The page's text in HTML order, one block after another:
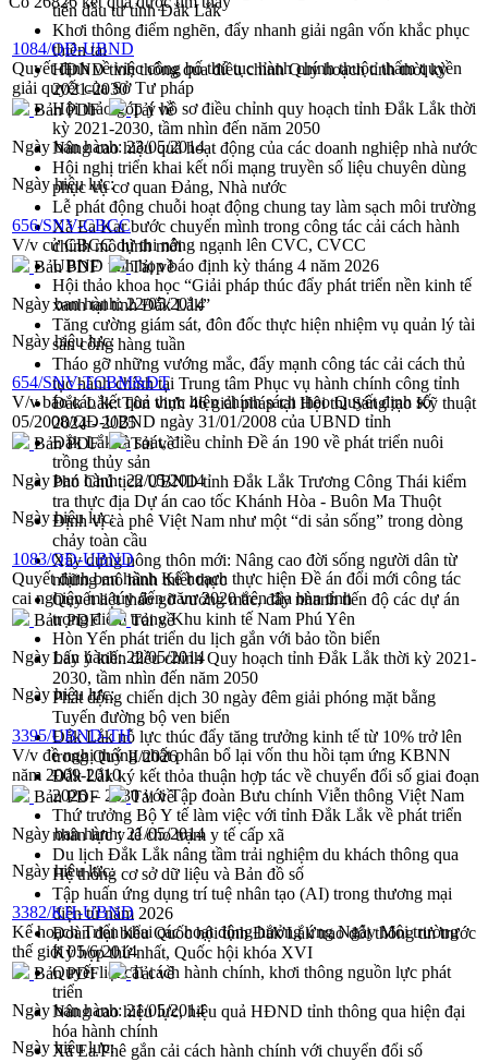
tiến đầu tư tỉnh Đắk Lắk
Khơi thông điểm nghẽn, đẩy nhanh giải ngân vốn khắc phục
thiên tai
HĐND tỉnh thông qua điều chỉnh Quy hoạch tỉnh thời kỳ
2021-2030
Hội thảo góp ý hồ sơ điều chỉnh quy hoạch tỉnh Đắk Lắk thời
kỳ 2021-2030, tầm nhìn đến năm 2050
Nâng cao hiệu quả hoạt động của các doanh nghiệp nhà nước
Hội nghị triển khai kết nối mạng truyền số liệu chuyên dùng
phục vụ cơ quan Đảng, Nhà nước
Lễ phát động chuỗi hoạt động chung tay làm sạch môi trường
Xã Ea Kar bước chuyển mình trong công tác cải cách hành
chính mô hình mới
UBND tỉnh họp báo định kỳ tháng 4 năm 2026
Hội thảo khoa học “Giải pháp thúc đẩy phát triển nền kinh tế
xanh tại tỉnh Đắk Lắk”
Tăng cường giám sát, đôn đốc thực hiện nhiệm vụ quản lý tài
sản công hàng tuần
Tháo gỡ những vướng mắc, đẩy mạnh công tác cải cách thủ
tục hành chính tại Trung tâm Phục vụ hành chính công tỉnh
Đắk Lắk: Tôn vinh 46 giải pháp tại Hội thi Sáng tạo Kỹ thuật
2024 - 2025
Đắk Lắk rà soát, điều chỉnh Đề án 190 về phát triển nuôi
trồng thủy sản
Phó Chủ tịch UBND tỉnh Đắk Lắk Trương Công Thái kiểm
tra thực địa Dự án cao tốc Khánh Hòa - Buôn Ma Thuột
Định vị cà phê Việt Nam như một “di sản sống” trong dòng
chảy toàn cầu
Xây dựng nông thôn mới: Nâng cao đời sống người dân từ
những mô hình thiết thực
Quyết liệt tháo gỡ vướng mắc, đẩy nhanh tiến độ các dự án
trọng điểm trong Khu kinh tế Nam Phú Yên
Hòn Yến phát triển du lịch gắn với bảo tồn biển
Lấy ý kiến điều chỉnh Quy hoạch tỉnh Đắk Lắk thời kỳ 2021-
2030, tầm nhìn đến năm 2050
Phát động chiến dịch 30 ngày đêm giải phóng mặt bằng
Tuyến đường bộ ven biển
Đắk Lắk nỗ lực thúc đẩy tăng trưởng kinh tế từ 10% trở lên
trong Quý II/2026
Đắk Lắk ký kết thỏa thuận hợp tác về chuyển đổi số giai đoạn
2026 – 2030 với Tập đoàn Bưu chính Viễn thông Việt Nam
Thứ trưởng Bộ Y tế làm việc với tỉnh Đắk Lắk về phát triển
nhân lực y tế cho trạm y tế cấp xã
Du lịch Đắk Lắk nâng tầm trải nghiệm du khách thông qua
Hệ thống cơ sở dữ liệu và Bản đồ số
Tập huấn ứng dụng trí tuệ nhân tạo (AI) trong thương mại
điện tử năm 2026
Đoàn đại biểu Quốc hội tỉnh Đắk Lắk trao đổi thông tin trước
Kỳ họp thứ nhất, Quốc hội khóa XVI
Quyết liệt cải cách hành chính, khơi thông nguồn lực phát
triển
Nâng cao hiệu lực, hiệu quả HĐND tỉnh thông qua hiện đại
hóa hành chính
Xã Ea Phê gắn cải cách hành chính với chuyển đổi số
1084/QĐ-UBND
Quyết định về việc công bố thủ tục hành chính thuộc thẩm quyền
giải quyết của Sở Tư pháp
Bản PDF
Tải về
Ngày ban hành:23/05/2014
Ngày hiệu lực:
656/SNV-CBCC
V/v cử CBCC dự thi nâng ngạnh lên CVC, CVCC
Bản PDF
Tải về
Ngày ban hành:22/05/2014
Ngày hiệu lực:
654/SNV-TCBM&ĐT
V/v báo cáo kết quả thực hiện chính sách theo Quyết định số
05/2008/QĐ-UBND ngày 31/01/2008 của UBND tỉnh
Bản PDF
Tải về
Ngày ban hành:22/05/2014
Ngày hiệu lực:
1083/QĐ-UBND
Quyết định ban hành Kế hoạch thực hiện Đề án đổi mới công tác
cai nghiện ma túy đến năm 2020 trên địa bàn tỉnh
Bản PDF
Tải về
Ngày ban hành:22/05/2014
Ngày hiệu lực:
3395/UBND-TH
V/v đề nghị thống nhất phân bổ lại vốn thu hồi tạm ứng KBNN
năm 2009-2010
Bản PDF
Tải về
Ngày ban hành:21/05/2014
Ngày hiệu lực:
3382/KH-UBND
Kế hoạch Triển khai các hoạt động hưởng ứng Ngày Môi trường
thế giới 05/6/2014
Bản PDF
Tải về
Ngày ban hành:21/05/2014
Ngày hiệu lực: